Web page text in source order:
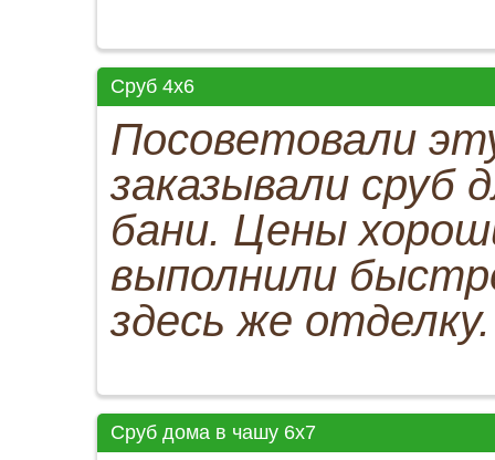
Сруб 4х6
Посоветовали
заказывали сруб
бани. Цены
выполнили
здесь же отделку.
Сруб дома в чашу 6x7